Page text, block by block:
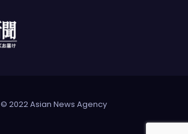
© 2022 Asian News Agency